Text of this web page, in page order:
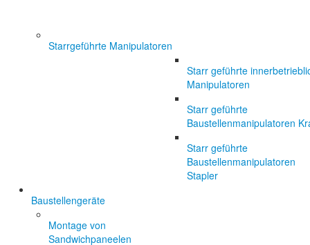
Starrgeführte Manipulatoren
Starr geführte
Manipulatoren
Starr geführte
Baustellenmanipulatoren
Starr geführte
Baustellenmanipulatoren
Stapler
Baustellengeräte
Montage von
Sandwichpaneelen